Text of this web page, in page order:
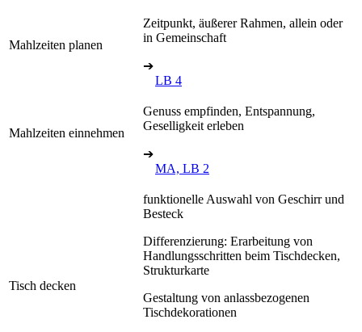
Mahlzeiten planen
Zeitpunkt, äußerer Rahmen, allein oder
in Gemeinschaft
➔
LB 4
Mahlzeiten einnehmen
Genuss empfinden, Entspannung,
Geselligkeit erleben
➔
MA, LB 2
Tisch decken
funktionelle Auswahl von Geschirr und
Besteck
Differenzierung: Erarbeitung von
Handlungsschritten beim Tischdecken,
Strukturkarte
Gestaltung von anlassbezogenen
Tischdekorationen